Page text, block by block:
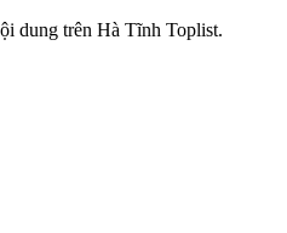
dung trên Hà Tĩnh Toplist.